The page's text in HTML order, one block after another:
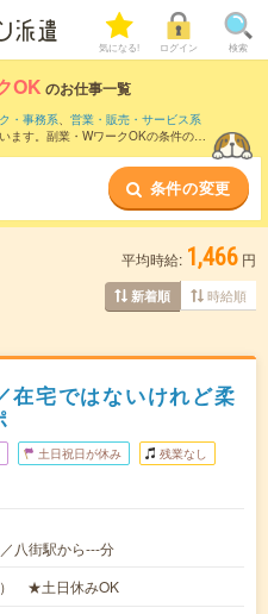
気になる! ログイン 検索
OK のお仕事一覧
・事務系、 営業・販売・サービス系
ます。副業・WワークOKの条件の他
条件の変更
平均時給: 1,466 円
新着順 時給順
在宅ではないけれど柔
土日祝日が休み 残業なし
八街駅から---分
） ★土日休みOK